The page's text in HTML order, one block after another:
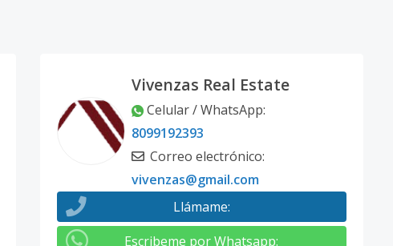
Vivenzas Real Estate
Celular / WhatsApp:
8099192393
Correo electrónico:
vivenzas@gmail.com
Llámame:
Escribeme por Whatsapp: